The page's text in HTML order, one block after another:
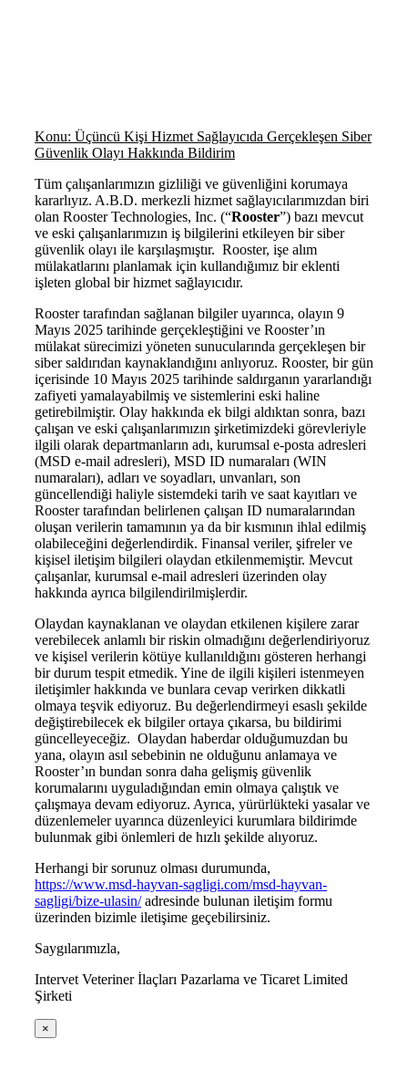
Konu: Üçüncü Kişi Hizmet Sağlayıcıda Gerçekleşen Siber
Güvenlik Olayı Hakkında Bildirim
Tüm çalışanlarımızın gizliliği ve güvenliğini korumaya
kararlıyız. A.B.D. merkezli hizmet sağlayıcılarımızdan biri
olan Rooster Technologies, Inc. (“Rooster”) bazı mevcut
ve eski çalışanlarımızın iş bilgilerini etkileyen bir siber
güvenlik olayı ile karşılaşmıştır. Rooster, işe alım
mülakatlarını planlamak için kullandığımız bir eklenti
işleten global bir hizmet sağlayıcıdır.
Rooster tarafından sağlanan bilgiler uyarınca, olayın 9
Mayıs 2025 tarihinde gerçekleştiğini ve Rooster’ın
mülakat sürecimizi yöneten sunucularında gerçekleşen bir
siber saldırıdan kaynaklandığını anlıyoruz. Rooster, bir gün
içerisinde 10 Mayıs 2025 tarihinde saldırganın yararlandığı
zafiyeti yamalayabilmiş ve sistemlerini eski haline
getirebilmiştir. Olay hakkında ek bilgi aldıktan sonra, bazı
çalışan ve eski çalışanlarımızın şirketimizdeki görevleriyle
ilgili olarak departmanların adı, kurumsal e-posta adresleri
(MSD e-mail adresleri), MSD ID numaraları (WIN
numaraları), adları ve soyadları, unvanları, son
güncellendiği haliyle sistemdeki tarih ve saat kayıtları ve
Rooster tarafından belirlenen çalışan ID numaralarından
oluşan verilerin tamamının ya da bir kısmının ihlal edilmiş
olabileceğini değerlendirdik. Finansal veriler, şifreler ve
kişisel iletişim bilgileri olaydan etkilenmemiştir. Mevcut
çalışanlar, kurumsal e-mail adresleri üzerinden olay
hakkında ayrıca bilgilendirilmişlerdir.
Olaydan kaynaklanan ve olaydan etkilenen kişilere zarar
verebilecek anlamlı bir riskin olmadığını değerlendiriyoruz
ve kişisel verilerin kötüye kullanıldığını gösteren herhangi
bir durum tespit etmedik. Yine de ilgili kişileri istenmeyen
iletişimler hakkında ve bunlara cevap verirken dikkatli
olmaya teşvik ediyoruz. Bu değerlendirmeyi esaslı şekilde
değiştirebilecek ek bilgiler ortaya çıkarsa, bu bildirimi
güncelleyeceğiz. Olaydan haberdar olduğumuzdan bu
yana, olayın asıl sebebinin ne olduğunu anlamaya ve
Rooster’ın bundan sonra daha gelişmiş güvenlik
korumalarını uyguladığından emin olmaya çalıştık ve
çalışmaya devam ediyoruz. Ayrıca, yürürlükteki yasalar ve
düzenlemeler uyarınca düzenleyici kurumlara bildirimde
bulunmak gibi önlemleri de hızlı şekilde alıyoruz.
Herhangi bir sorunuz olması durumunda,
https://www.msd-hayvan-sagligi.com/msd-hayvan-
sagligi/bize-ulasin/adresinde bulunan iletişim formu
üzerinden bizimle iletişime geçebilirsiniz.
Saygılarımızla,
Intervet Veteriner İlaçları Pazarlama ve Ticaret Limited
Şirketi
×